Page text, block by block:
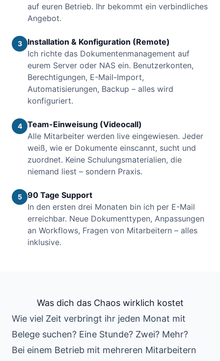
auf euren Betrieb. Ihr bekommt ein verbindliches
Angebot.
3
Installation & Konfiguration (Remote)
Ich richte das Dokumentenmanagement auf
eurem Server oder NAS ein. Benutzerkonten,
Berechtigungen, E-Mail-Import,
Automatisierungen, Backup – alles wird
konfiguriert.
4
Team-Einweisung (Videocall)
Alle Mitarbeiter werden live eingewiesen. Jeder
weiß, wie er Dokumente einscannt, sucht und
zuordnet. Keine Schulungsmaterialien, die
niemand liest – sondern Praxis.
5
90 Tage Support
In den ersten drei Monaten bin ich per E-Mail
erreichbar. Neue Dokumenttypen, Anpassungen
an Workflows, Fragen von Mitarbeitern – alles
inklusive.
Was dich das Chaos wirklich kostet
Wie viel Zeit verbringt ihr jeden Monat mit
Belege suchen? Eine Stunde? Zwei? Mehr?
Bei einem Betrieb mit mehreren Mitarbeitern